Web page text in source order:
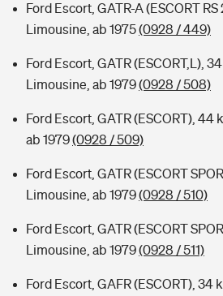
Ford Escort, GATR-A (ESCORT
Limousine, ab 1975(0928 / 449)
Ford Escort, GATR (ESCORT,L),
Limousine, ab 1979(0928 / 508)
Ford Escort, GATR (ESCORT), 44
ab 1979(0928 / 509)
Ford Escort, GATR (ESCORT
Limousine, ab 1979(0928 / 510)
Ford Escort, GATR (ESCORT
Limousine, ab 1979(0928 / 511)
Ford Escort, GAFR (ESCORT), 34